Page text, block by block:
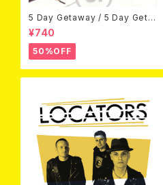
5 Day Getaway / 5 Day Geta
way (CDEP)
¥740
50%OFF